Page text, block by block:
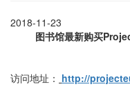
2018-11-23
图书馆最新购买
访问地址： http://